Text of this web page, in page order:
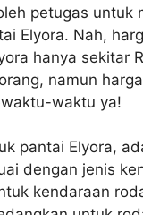
petugas untuk
Elyora. Nah,
hanya sekitar
namun
waktu ya!
pantai Elyora,
dengan jenis
kendaraan